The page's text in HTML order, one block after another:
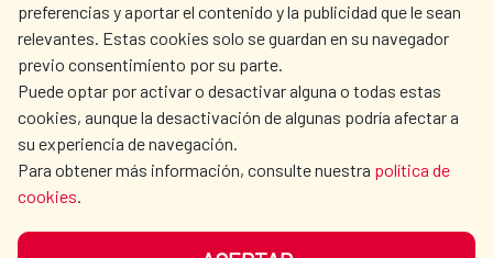
preferencias y aportar el contenido y la publicidad que le sean
relevantes. Estas cookies solo se guardan en su navegador
previo consentimiento por su parte.
Puede optar por activar o desactivar alguna o todas estas
cookies, aunque la desactivación de algunas podría afectar a
su experiencia de navegación.
Para obtener más información, consulte nuestra política de
cookies.
OUR SOCIAL MEDIA